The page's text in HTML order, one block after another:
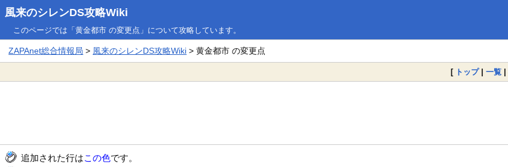
風来のシレンDS攻略Wiki
このページでは「黄金都市 の変更点」について攻略しています。
ZAPAnet総合情報局 > 風来のシレンDS攻略Wiki > 黄金都市 の変更点
[ トップ| 一覧 |
追加された行はこの色です。